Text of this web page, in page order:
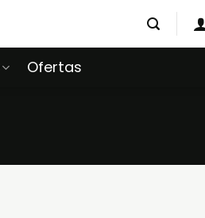
Ofertas